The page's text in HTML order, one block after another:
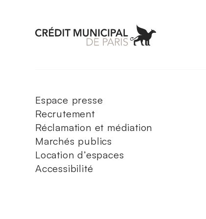
Aller à
Espace presse
Recrutement
Réclamation et médiation
Marchés publics
Location d’espaces
Accessibilité